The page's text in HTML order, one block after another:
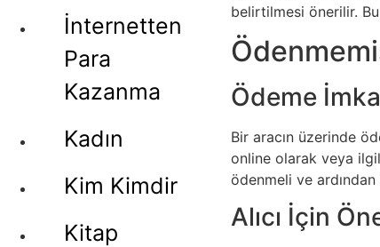
İnternetten
Para
Kazanma
Kadın
Kim Kimdir
Kitap
belirtilmesi önerilir.
Ödeme
Bir aracın üzerinde
online olarak veya
ödenmeli ve
Alıcı İçin